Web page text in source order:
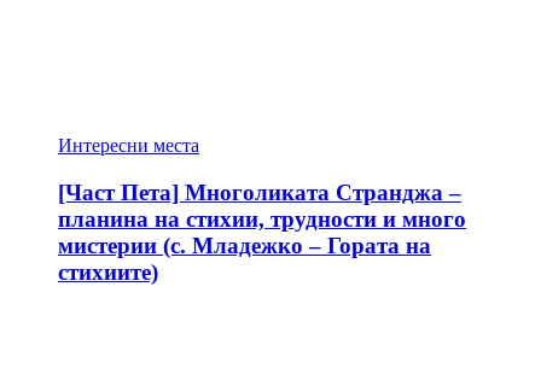
Интересни места
[Част Пета] Многоликата Странджа –
планина на стихии, трудности и много
мистерии (с. Младежко – Гората на
стихиите)